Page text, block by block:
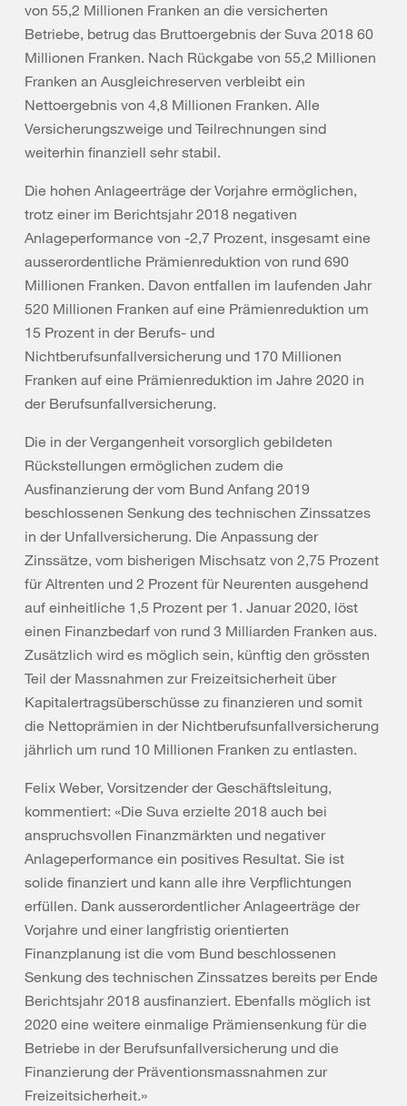
von 55,2 Millionen Franken an die versicherten
Betriebe, betrug das Bruttoergebnis der Suva 2018 60
Millionen Franken. Nach Rückgabe von 55,2 Millionen
Franken an Ausgleichreserven verbleibt ein
Nettoergebnis von 4,8 Millionen Franken. Alle
Versicherungszweige und Teilrechnungen sind
weiterhin finanziell sehr stabil.
Die hohen Anlageerträge der Vorjahre ermöglichen,
trotz einer im Berichtsjahr 2018 negativen
Anlageperformance von -2,7 Prozent, insgesamt eine
ausserordentliche Prämienreduktion von rund 690
Millionen Franken. Davon entfallen im laufenden Jahr
520 Millionen Franken auf eine Prämienreduktion um
15 Prozent in der Berufs- und
Nichtberufsunfallversicherung und 170 Millionen
Franken auf eine Prämienreduktion im Jahre 2020 in
der Berufsunfallversicherung.
Die in der Vergangenheit vorsorglich gebildeten
Rückstellungen ermöglichen zudem die
Ausfinanzierung der vom Bund Anfang 2019
beschlossenen Senkung des technischen Zinssatzes
in der Unfallversicherung. Die Anpassung der
Zinssätze, vom bisherigen Mischsatz von 2,75 Prozent
für Altrenten und 2 Prozent für Neurenten ausgehend
auf einheitliche 1,5 Prozent per 1. Januar 2020, löst
einen Finanzbedarf von rund 3 Milliarden Franken aus.
Zusätzlich wird es möglich sein, künftig den grössten
Teil der Massnahmen zur Freizeitsicherheit über
Kapitalertragsüberschüsse zu finanzieren und somit
die Nettoprämien in der Nichtberufsunfallversicherung
jährlich um rund 10 Millionen Franken zu entlasten.
Felix Weber, Vorsitzender der Geschäftsleitung,
kommentiert: «Die Suva erzielte 2018 auch bei
anspruchsvollen Finanzmärkten und negativer
Anlageperformance ein positives Resultat. Sie ist
solide finanziert und kann alle ihre Verpflichtungen
erfüllen. Dank ausserordentlicher Anlageerträge der
Vorjahre und einer langfristig orientierten
Finanzplanung ist die vom Bund beschlossenen
Senkung des technischen Zinssatzes bereits per Ende
Berichtsjahr 2018 ausfinanziert. Ebenfalls möglich ist
2020 eine weitere einmalige Prämiensenkung für die
Betriebe in der Berufsunfallversicherung und die
Finanzierung der Präventionsmassnahmen zur
Freizeitsicherheit.»